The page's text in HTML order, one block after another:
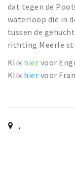
Partner worden
Inloggen
dat tegen de
waterloop die in
tussen de
richting Meerle
Klik hier voor
Klik hier voor
,